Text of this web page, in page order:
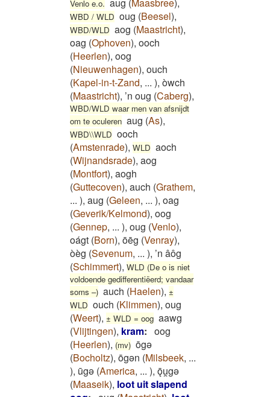
Venlo e.o.
WBD / WLD oug (Beesel),
WBD/WLD aog (Maastricht),
oag (Ophoven), ooch
(Heerlen), oog
(Nieuwenhagen), ouch
(Kapel-in-t-Zand, ... ), òwch
(Maastricht), ’n oug (Caberg),
WBD/WLD waar men van afsnijdt
om te oculeren aug (As),
WBD\\WLD ooch
(Amstenrade), WLD aoch
(Wijnandsrade), aog
(Montfort), aogh
(Guttecoven), auch (Grathem,
... ), aug (Geleen, ... ), oag
(Geverik/Kelmond), oog
(Gennep, ... ), oug (Venlo),
oágt (Born), ōēg (Venray),
òèg (Sevenum, ... ), ’n âôg
(Schimmert), WLD (De o is niet
voldoende gedifferentiëerd; vandaar
soms –) auch (Haelen), ±
WLD ouch (Klimmen), oug
(Weert), ± WLD = oog aawg
(Vlijtingen), kram: oog
(Heerlen), (mv) ōgǝ
(Bocholtz), ōgǝn (Milsbeek, ...
), ūgǝ (America, ... ), ǭu̯gǝ
(Maaseik), loot uit slapend